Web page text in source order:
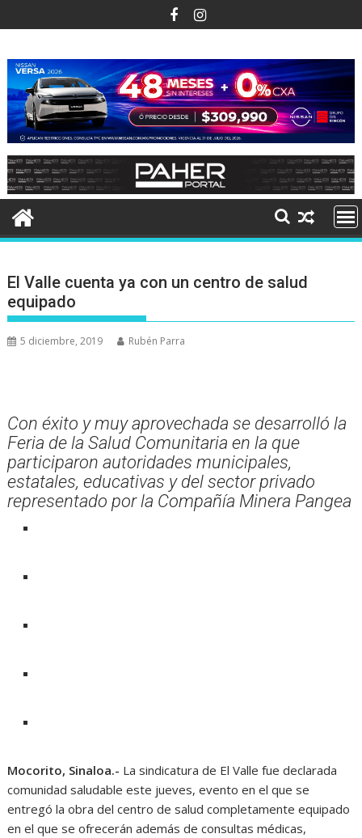
al
El Valle cuenta ya con un centro de salud
equipado
5 diciembre, 2019 Rubén Parra
Con éxito y muy aprovechada se desarrolló la
Feria de la Salud Comunitaria en la que
participaron autoridades municipales,
estatales, educativas y del sector privado
representado por la Compañía Minera Pangea
Mocorito, Sinaloa.- La sindicatura de El Valle fue declarada
comunidad saludable este jueves, evento en el que se
entregó la obra del centro de salud completamente equipado
en el que se ofrecerán además de consultas médicas,